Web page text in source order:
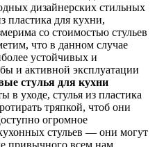
дизайнерских стильных
пластика для кухни,
со стоимостью стульев
что в данном случае
устойчивых и
и активной эксплуатации
стулья для кухни
в уходе, стулья из пластика
тряпкой, чтоб они
огромное
стульев — они могут
привычного всем нам